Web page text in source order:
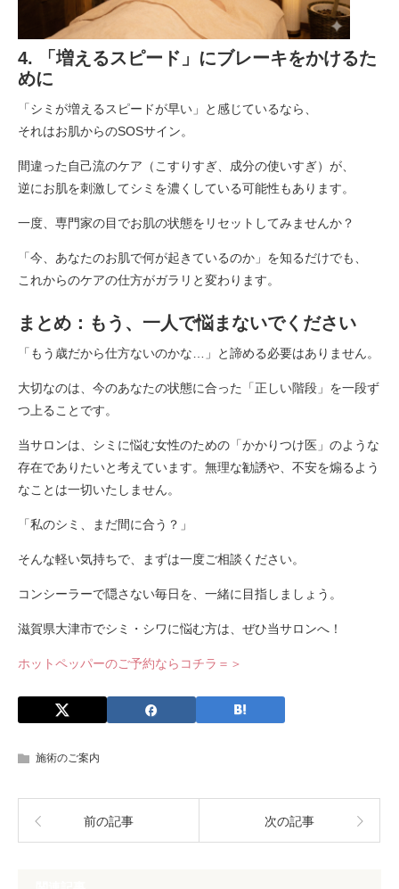
4. 「増えるスピード」にブレーキをかけるた
めに
「シミが増えるスピードが早い」と感じているなら、
それはお肌からのSOSサイン。
間違った自己流のケア（こすりすぎ、成分の使いすぎ）が、
逆にお肌を刺激してシミを濃くしている可能性もあります。
一度、専門家の目でお肌の状態をリセットしてみませんか？
「今、あなたのお肌で何が起きているのか」を知るだけでも、
これからのケアの仕方がガラリと変わります。
まとめ：もう、一人で悩まないでください
「もう歳だから仕方ないのかな…」と諦める必要はありません。
大切なのは、今のあなたの状態に合った「正しい階段」を一段ず
つ上ることです。
当サロンは、シミに悩む女性のための「かかりつけ医」のような
存在でありたいと考えています。無理な勧誘や、不安を煽るよう
なことは一切いたしません。
「私のシミ、まだ間に合う？」
そんな軽い気持ちで、まずは一度ご相談ください。
コンシーラーで隠さない毎日を、一緒に目指しましょう。
滋賀県大津市でシミ・シワに悩む方は、ぜひ当サロンへ！
ホットペッパーのご予約ならコチラ＝＞
施術のご案内
前の記事 次の記事